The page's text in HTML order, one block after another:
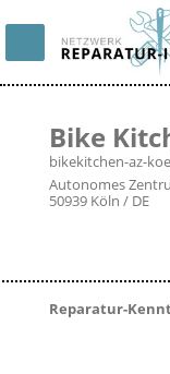
Bike
bikekitchen-az-
Autonomes
50939 Köln / DE
Reparatur-